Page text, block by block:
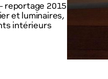
reportage 2015
et luminaires,
intérieurs